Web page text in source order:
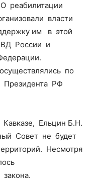
реабилитации
власти
им в этой
России и
по
Президента РФ
Ельцин Б.Н.
Совет не будет
Несмотря